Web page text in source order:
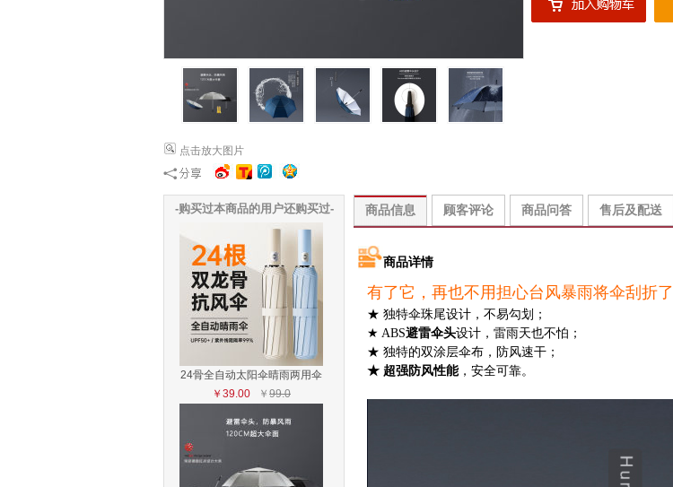
点击放大图片
商品信息 顾客评论 商品问答 售后及配送
商品详情
有了它，再也不用担心台风暴雨将伞刮折了
★ 独特伞珠尾设计，不易勾划；
★ ABS避雷伞头设计，雷雨天也不怕；
★ 独特的双涂层伞布，防风速干；
★ 超强防风性能，安全可靠。
-购买过本商品的用户还购买过-
24骨全自动太阳伞晴雨两用伞
￥39.00
￥ 99.0